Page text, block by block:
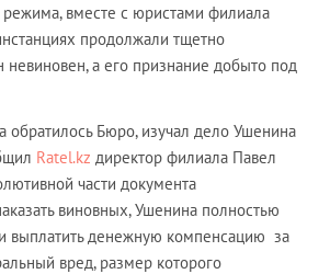
режима, вместе с юристами филиала
продолжали тщетно
невиновен, а его признание добыто под
обратилось Бюро, изучал дело Ушенина
Ratel.kz директор филиала Павел
части документа
виновных, Ушенина полностью
выплатить денежную компенсацию за
вред, размер которого